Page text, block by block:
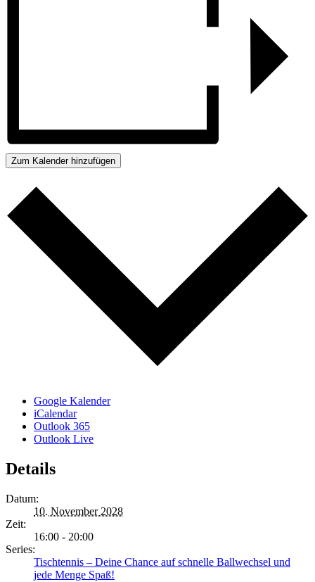
Zum Kalender hinzufügen
Google Kalender
iCalendar
Outlook 365
Outlook Live
Details
Datum:
10. November 2028
Zeit:
16:00 - 20:00
Series:
Tischtennis – Deine Chance auf schnelle Ballwechsel und
jede Menge Spaß!